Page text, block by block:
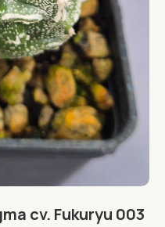
cv. Fukuryu 003